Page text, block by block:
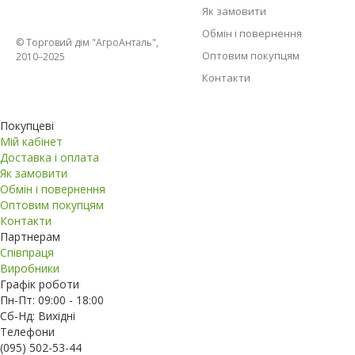
© Торговий дім "АгроАнталь",
2010–2025
Як замовити
Обмін і повернення
Оптовим покупцям
Контакти
Покупцеві
Мій кабінет
Доставка і оплата
Як замовити
Обмін і повернення
Оптовим покупцям
Контакти
Партнерам
Співпраця
Виробники
Графік роботи
Пн-Пт: 09:00 - 18:00
Сб-Нд: Вихідні
Телефони
(095) 502-53-44